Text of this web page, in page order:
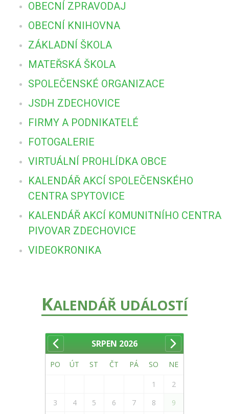
OBECNÍ ZPRAVODAJ
OBECNÍ KNIHOVNA
ZÁKLADNÍ ŠKOLA
MATEŘSKÁ ŠKOLA
SPOLEČENSKÉ ORGANIZACE
JSDH ZDECHOVICE
FIRMY A PODNIKATELÉ
FOTOGALERIE
VIRTUÁLNÍ PROHLÍDKA OBCE
KALENDÁŘ AKCÍ SPOLEČENSKÉHO
CENTRA SPYTOVICE
KALENDÁŘ AKCÍ KOMUNITNÍHO CENTRA
PIVOVAR ZDECHOVICE
VIDEOKRONIKA
KALENDÁŘ UDÁLOSTÍ
SRPEN 2026
PO ÚT ST ČT PÁ SO NE
1
2
3
4 5 6 7 8 9